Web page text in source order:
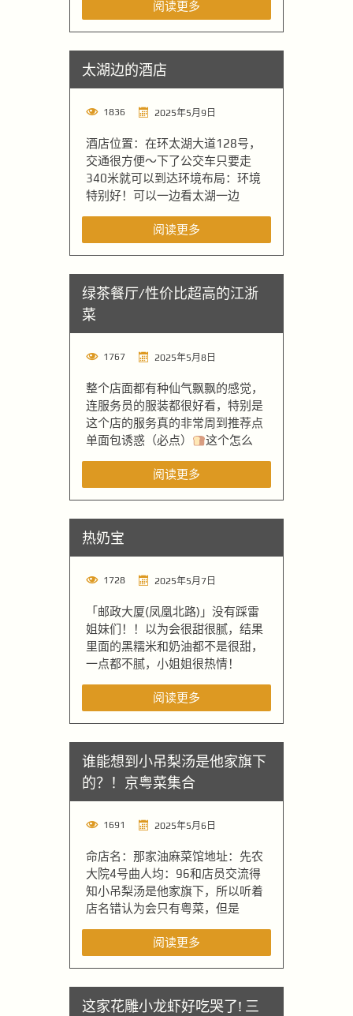
阅读更多
太湖边的酒店
1836 2025年5月9日
酒店位置：在环太湖大道128号，
交通很方便～下了公交车只要走
340米就可以到达环境布局：环境
特别好！可以一边看太湖一边
阅读更多
绿茶餐厅/性价比超高的江浙
菜
1767 2025年5月8日
整个店面都有种仙气飘飘的感觉，
连服务员的服装都很好看，特别是
这个店的服务真的非常周到推荐点
单面包诱惑（必点）
这个怎么
阅读更多
热奶宝
1728 2025年5月7日
「邮政大厦(凤凰北路)」没有踩雷
姐妹们！！以为会很甜很腻，结果
里面的黑糯米和奶油都不是很甜，
一点都不腻，小姐姐很热情！
阅读更多
谁能想到小吊梨汤是他家旗下
的？！京粤菜集合
1691 2025年5月6日
命店名：那家油麻菜馆地址：先农
大院4号曲人均：96和店员交流得
知小吊梨汤是他家旗下，所以听着
店名错认为会只有粤菜，但是
阅读更多
这家花雕小龙虾好吃哭了! 三